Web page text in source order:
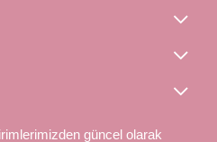
güncel olarak